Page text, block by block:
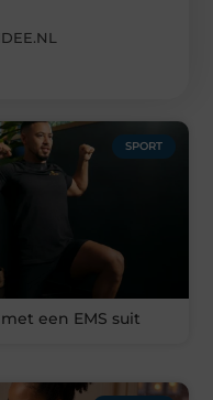
SPORT
een EMS suit